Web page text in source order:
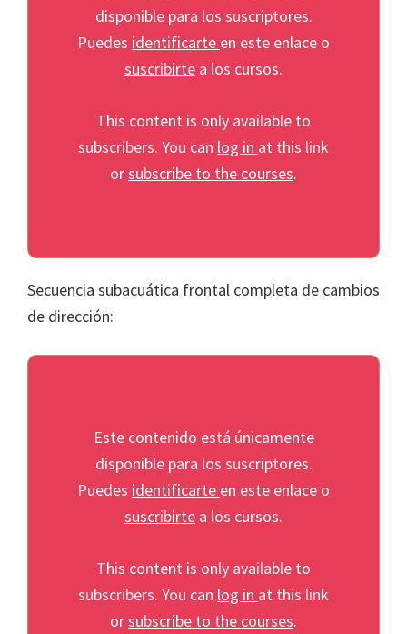
disponible para los suscriptores.
Puedes identificarte en este enlace o
suscribirte a los cursos.
This content is only available to
subscribers. You can log in at this link
orsubscribe to the courses.
Secuencia subacuática frontal completa de cambios
de dirección:
Este contenido está únicamente
disponible para los suscriptores.
Puedes identificarte en este enlace o
suscribirte a los cursos.
This content is only available to
subscribers. You can log in at this link
orsubscribe to the courses.